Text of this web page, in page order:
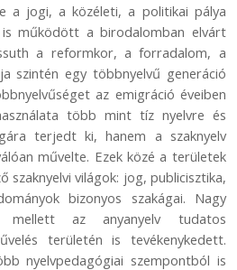
a jogi, a közéleti, a politikai pálya
is működött a birodalomban elvárt
a reformkor, a forradalom, a
szintén egy többnyelvű generáció
az emigráció éveiben
több mint tíz nyelvre és
terjedt ki, hanem a szaknyelv
művelte. Ezek közé a területek
szaknyelvi világok: jog, publicisztika,
bizonyos szakágai. Nagy
mellett az anyanyelv tudatos
területén is tevékenykedett.
nyelvpedagógiai szempontból is